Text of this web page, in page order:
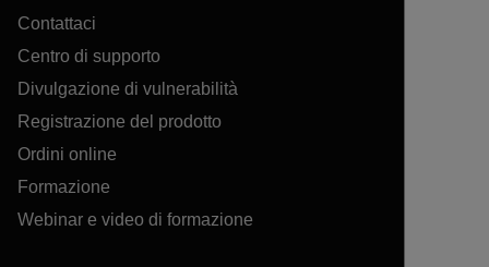
Contattaci
Centro di supporto
Divulgazione di vulnerabilità
Registrazione del prodotto
Ordini online
Formazione
Webinar e video di formazione